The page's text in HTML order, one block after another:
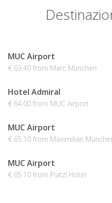
MUC Airport
€ 63.40 from Marc München
Hotel Admiral
€ 64.00 from MUC Airport
MUC Airport
€ 65.10 from Maximilian
MUC Airport
€ 65.10 from Platzl Hotel